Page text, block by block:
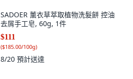
SADOER 薰衣草萃取植物洗髮餅 控油
去屑手工皂, 60g, 1件
$111
($185.00/100g)
8/20 預計送達